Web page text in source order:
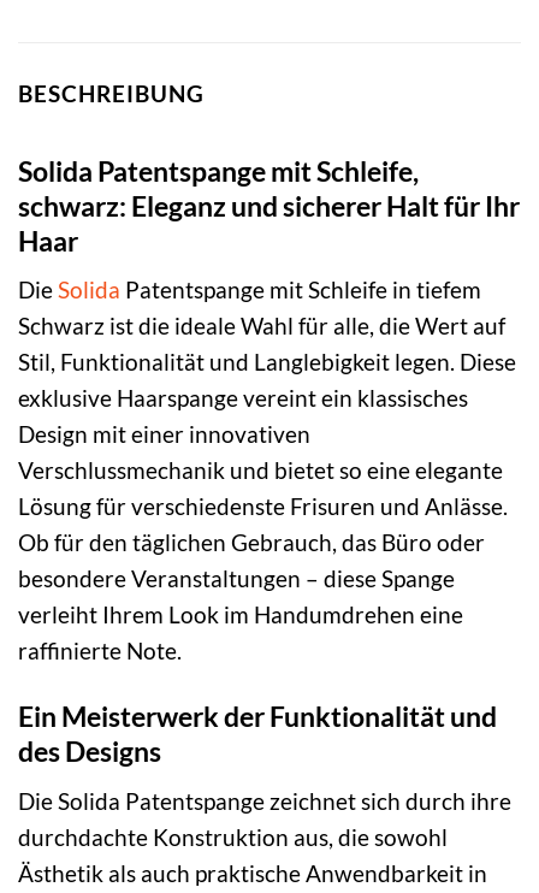
BESCHREIBUNG
Solida Patentspange mit Schleife,
schwarz: Eleganz und sicherer Halt für Ihr
Haar
DieSolida Patentspange mit Schleife in tiefem
Schwarz ist die ideale Wahl für alle, die Wert auf
Stil, Funktionalität und Langlebigkeit legen. Diese
exklusive Haarspange vereint ein klassisches
Design mit einer innovativen
Verschlussmechanik und bietet so eine elegante
Lösung für verschiedenste Frisuren und Anlässe.
Ob für den täglichen Gebrauch, das Büro oder
besondere Veranstaltungen – diese Spange
verleiht Ihrem Look im Handumdrehen eine
raffinierte Note.
Ein Meisterwerk der Funktionalität und
des Designs
Die Solida Patentspange zeichnet sich durch ihre
durchdachte Konstruktion aus, die sowohl
Ästhetik als auch praktische Anwendbarkeit in